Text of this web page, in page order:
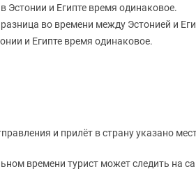
Эстонии и Египте время одинаковое.
во времени между Эстонией и
и Египте время одинаковое.
и прилёт в страну указано
времени турист может следить на